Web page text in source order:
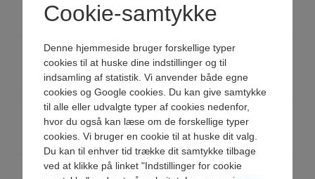
På lager
Pris: 391,00 DKK ex moms
VQD1422O15N
Ventil 2/2 1/4" NO 1,5mm NBR
På lager
Pris: 415,00 DKK ex moms
VQD1422O25N
Ventil 2/2 1/4" NO 2,5mm NBR
På lager
Pris: 415,00 DKK ex moms
VQD1432C15N
Ventil 3/2 1/4" NC 1,5mm NBR
Cookie-samtykke
Denne hjemmeside bruger forskellige typer
cookies til at huske dine indstillinger og til
indsamling af statistik. Vi anvender både egne
cookies og Google cookies. Du kan give samtykke
til alle eller udvalgte typer af cookies nedenfor,
hvor du også kan læse om de forskellige typer
cookies. Vi bruger en cookie til at huske dit valg.
Du kan til enhver tid trække dit samtykke tilbage
ved at klikke på linket "Indstillinger for cookie